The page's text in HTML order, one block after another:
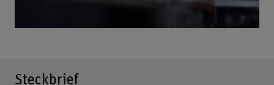
Steckbrief